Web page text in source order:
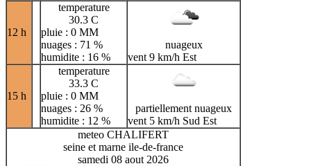
12 h
temperature
30.3 C
pluie : 0 MM
nuages : 71 %
humidite : 16 %
nuageux
vent 9 km/h Est
15 h
temperature
33.3 C
pluie : 0 MM
nuages : 26 %
humidite : 12 %
partiellement nuageux
vent 5 km/h Sud Est
meteo CHALIFERT
seine et marne ile-de-france
samedi 08 aout 2026